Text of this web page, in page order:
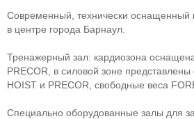
Современный, технически оснащенный
в центре города Барнаул.
Тренажерный зал: кардиозона
PRECOR, в силовой зоне
HOIST и PRECOR, свободные веса
Специально оборудованные залы для